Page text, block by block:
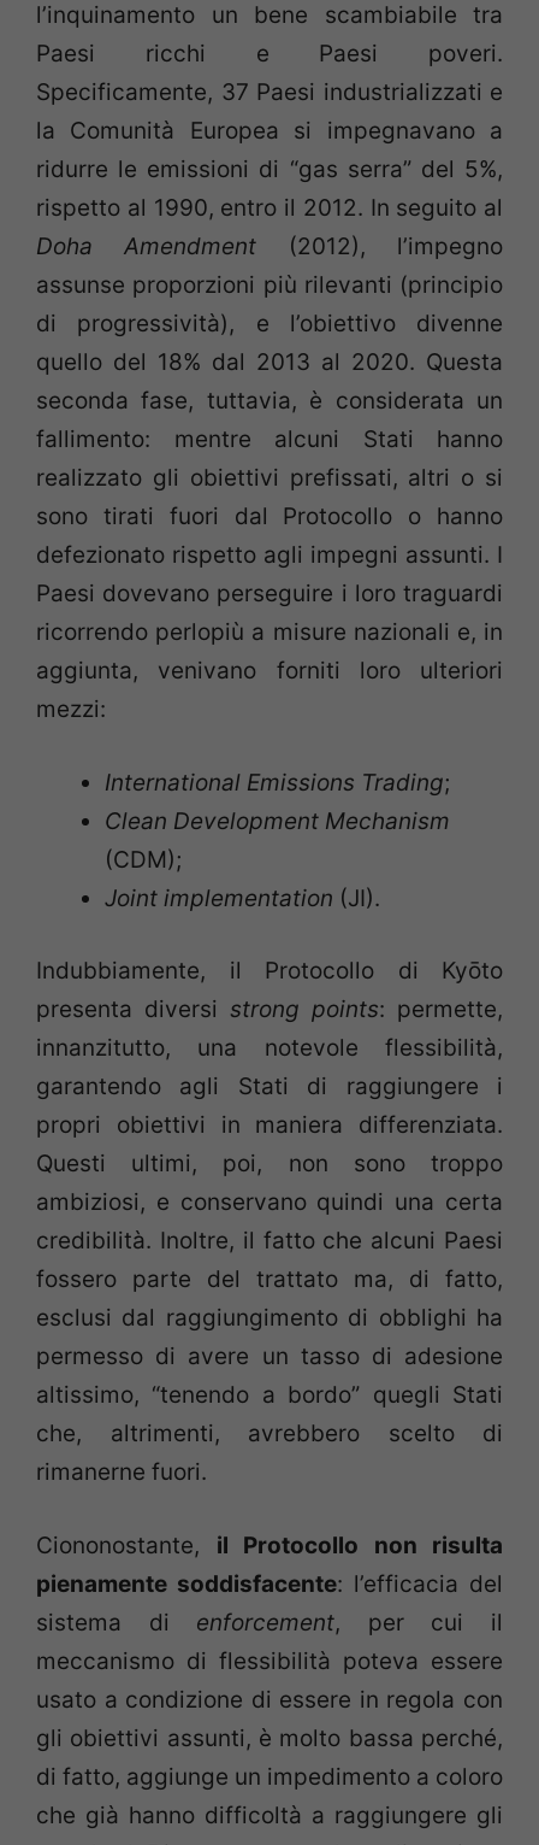
l’inquinamento un bene scambiabile tra
Paesi ricchi e Paesi poveri.
Specificamente, 37 Paesi industrializzati e
la Comunità Europea si impegnavano a
ridurre le emissioni di “gas serra” del 5%,
rispetto al 1990, entro il 2012. In seguito al
Doha Amendment (2012), l’impegno
assunse proporzioni più rilevanti (principio
di progressività), e l’obiettivo divenne
quello del 18% dal 2013 al 2020. Questa
seconda fase, tuttavia, è considerata un
fallimento: mentre alcuni Stati hanno
realizzato gli obiettivi prefissati, altri o si
sono tirati fuori dal Protocollo o hanno
defezionato rispetto agli impegni assunti. I
Paesi dovevano perseguire i loro traguardi
ricorrendo perlopiù a misure nazionali e, in
aggiunta, venivano forniti loro ulteriori
mezzi:
International Emissions Trading;
Clean Development Mechanism
(CDM);
Joint implementation (JI).
Indubbiamente, il Protocollo di Kyōto
presenta diversi strong points: permette,
innanzitutto, una notevole flessibilità,
garantendo agli Stati di raggiungere i
propri obiettivi in maniera differenziata.
Questi ultimi, poi, non sono troppo
ambiziosi, e conservano quindi una certa
credibilità. Inoltre, il fatto che alcuni Paesi
fossero parte del trattato ma, di fatto,
esclusi dal raggiungimento di obblighi ha
permesso di avere un tasso di adesione
altissimo, “tenendo a bordo” quegli Stati
che, altrimenti, avrebbero scelto di
rimanerne fuori.
Ciononostante, il Protocollo non risulta
pienamente soddisfacente: l’efficacia del
sistema di enforcement, per cui il
meccanismo di flessibilità poteva essere
usato a condizione di essere in regola con
gli obiettivi assunti, è molto bassa perché,
di fatto, aggiunge un impedimento a coloro
che già hanno difficoltà a raggiungere gli